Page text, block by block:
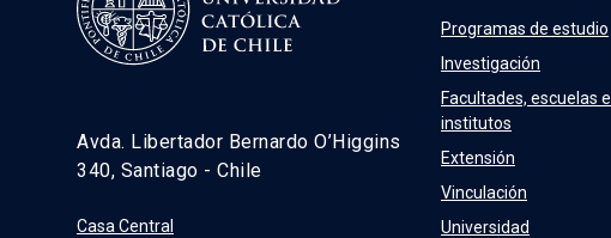
Avda. Libertador Bernardo O’Higgins
340, Santiago - Chile
Casa Central
Programas de estudio
Investigación
Facultades, escuelas e
institutos
Extensión
Vinculación
Universidad